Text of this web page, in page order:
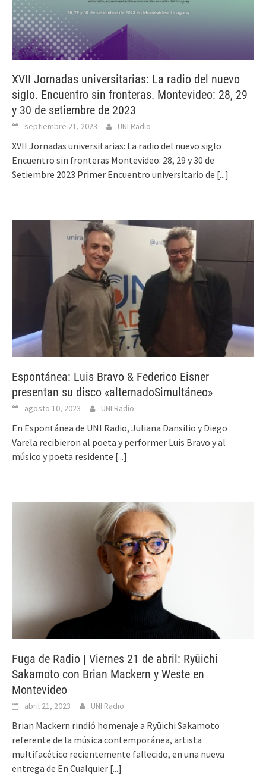
XVII Jornadas universitarias: La radio del nuevo
siglo. Encuentro sin fronteras. Montevideo: 28, 29
y 30 de setiembre de 2023
septiembre 21, 2023 UNI Radio
XVII Jornadas universitarias: La radio del nuevo siglo
Encuentro sin fronteras Montevideo: 28, 29 y 30 de
Setiembre 2023 Primer Encuentro universitario de [...]
Espontánea: Luis Bravo & Federico Eisner
presentan su disco «alternadoSimultáneo»
agosto 10, 2023 UNI Radio
En Espontánea de UNI Radio, Juliana Dansilio y Diego
Varela recibieron al poeta y performer Luis Bravo y al
músico y poeta residente [...]
Fuga de Radio | Viernes 21 de abril: Ryūichi
Sakamoto con Brian Mackern y Weste en
Montevideo
abril 21, 2023 UNI Radio
Brian Mackern rindió homenaje a Ryūichi Sakamoto
referente de la música contemporánea, artista
multifacético recientemente fallecido, en una nueva
entrega de En Cualquier [...]